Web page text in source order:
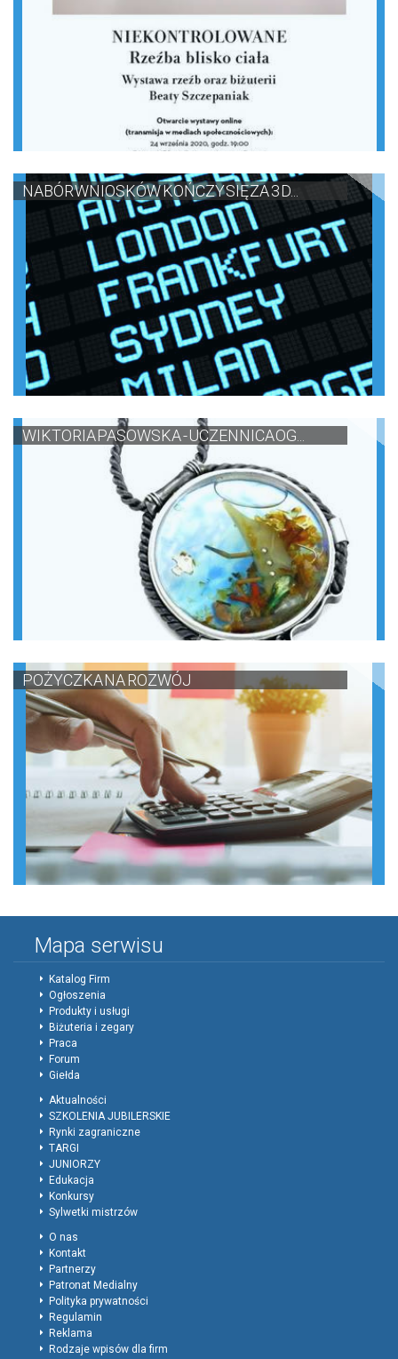
NABÓR WNIOSKÓW KOŃCZY SIĘ ZA 3 D...
WIKTORIA PASOWSKA - UCZENNICA OG...
POŻYCZKA NA ROZWÓJ
Mapa serwisu
Katalog Firm
Ogłoszenia
Produkty i usługi
Biżuteria i zegary
Praca
Forum
Giełda
Aktualności
SZKOLENIA JUBILERSKIE
Rynki zagraniczne
TARGI
JUNIORZY
Edukacja
Konkursy
Sylwetki mistrzów
O nas
Kontakt
Partnerzy
Patronat Medialny
Polityka prywatności
Regulamin
Reklama
Rodzaje wpisów dla firm